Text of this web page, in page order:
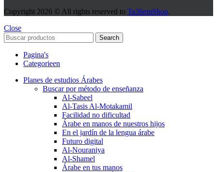
(6)
Siete
(7))
Copyright 2026 © All rights reserved to Ta3liemShop.
Close
Search
Pagina's
Categorieen
Planes de estudios Árabes
Buscar por método de enseñanza
Al-Sabeel
Al-Tasis Al-Motakamil
Facilidad no dificultad
Árabe en manos de nuestros hijos
En el jardín de la lengua árabe
Futuro digital
Al-Nouraniya
Al-Shamel
Árabe en tus manos